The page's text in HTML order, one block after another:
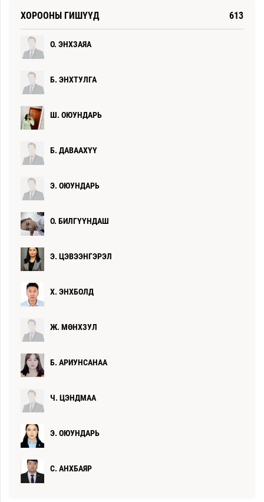
ХОРООНЫ ГИШҮҮД 613
О. ЭНХЗАЯА
Б. ЭНХТУЛГА
Ш. ОЮУНДАРЬ
Б. ДАВААХҮҮ
Э. ОЮУНДАРЬ
О. БИЛГҮҮНДАШ
Э. ЦЭВЭЭНГЭРЭЛ
Х. ЭНХБОЛД
Ж. МӨНХЗУЛ
Б. АРИУНСАНАА
Ч. ЦЭНДМАА
Э. ОЮУНДАРЬ
С. АНХБАЯР